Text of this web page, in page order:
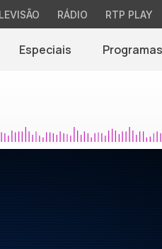
RÁDIO RTP PLAY
Especiais Programas